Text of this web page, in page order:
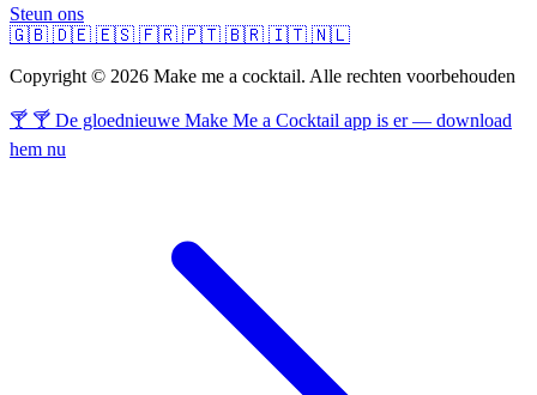
Steun ons
🇬🇧 🇩🇪 🇪🇸 🇫🇷 🇵🇹 🇧🇷 🇮🇹 🇳🇱
Copyright © 2026 Make me a cocktail. Alle rechten voorbehouden
🍸 🍸 De gloednieuwe Make Me a Cocktail app is er — download
hem nu